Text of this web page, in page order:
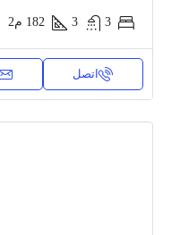
3
3
182 م2
اتصل